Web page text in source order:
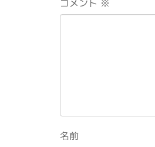
コメント ※
名前